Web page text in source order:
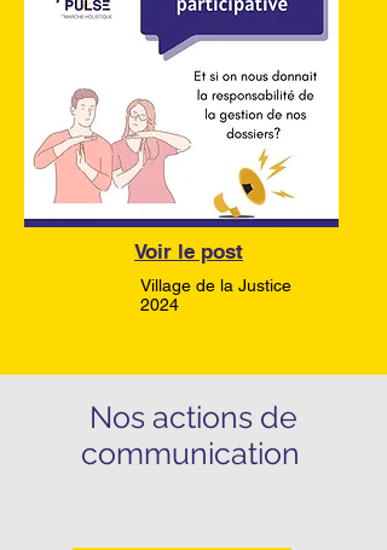
Voir le post
Village de la Justice
2024
Nos actions de
communication